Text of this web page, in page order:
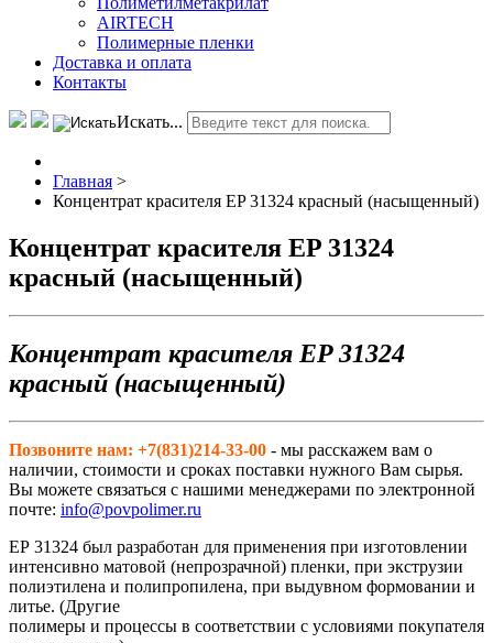
AIRTECH
Полимерные пленки
Доставка и оплата
Контакты
Искать...
Главная >
Концентрат красителя EP 31324 красный (насыщенный)
Концентрат красителя EP 31324
красный (насыщенный)
Концентрат красителя EP 31324
красный (насыщенный)
Позвоните нам: +7(831)214-33-00 - мы расскажем вам о
наличии, стоимости и сроках поставки нужного Вам сырья.
Вы можете связаться с нашими менеджерами по электронной
почте: info@povpolimer.ru
ЕР 31324 был разработан для применения при изготовлении
интенсивно матовой (непрозрачной) пленки, при экструзии
полиэтилена и полипропилена, при выдувном формовании и
литье. (Другие
полимеры и процессы в соответствии с условиями покупателя